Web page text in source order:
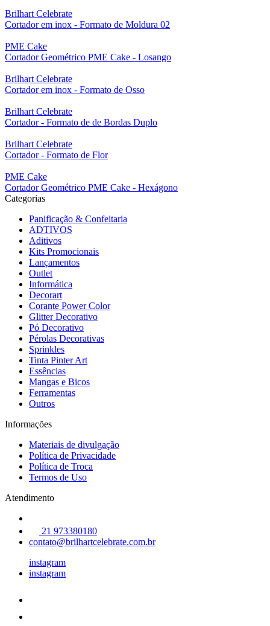
Brilhart Celebrate
Cortador em inox - Formato de Moldura 02
PME Cake
Cortador Geométrico PME Cake - Losango
Brilhart Celebrate
Cortador em inox - Formato de Osso
Brilhart Celebrate
Cortador - Formato de de Bordas Duplo
Brilhart Celebrate
Cortador - Formato de Flor
PME Cake
Cortador Geométrico PME Cake - Hexágono
Categorias
Panificação & Confeitaria
ADTIVOS
Aditivos
Kits Promocionais
Lançamentos
Outlet
Informática
Decorart
Corante Power Color
Glitter Decorativo
Pó Decorativo
Pérolas Decorativas
Sprinkles
Tinta Pinter Art
Essências
Mangas e Bicos
Ferramentas
Outros
Informações
Materiais de divulgação
Política de Privacidade
Política de Troca
Termos de Uso
Atendimento
21 973380180
contato@brilhartcelebrate.com.br
instagram
instagram